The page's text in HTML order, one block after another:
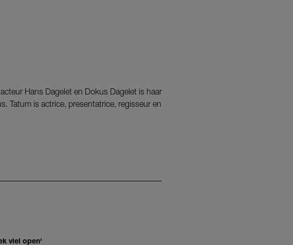
Hans Dagelet en Dokus Dagelet is haar
Tatum is actrice, presentatrice, regisseur en
viel open'